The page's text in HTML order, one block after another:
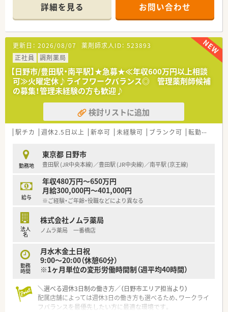
【店舗情報と応需状況について】
■最寄り駅である豊田駅から徒歩4分と非常に近く毎日の通勤が
大変スムーズな好立地です。
■内科や整形外科をはじめ在宅居宅および施設対応を含め1日平
均100枚を応需します。
■処方箋に加え在宅400件を受け持ち常勤5名パート1名事務3名
体制で対応しています。
【募集背景と求める人物像について】
■在宅業務の需要拡大に伴う体制強化を目指して意欲的な薬剤
師を増員募集しています。
■訪問や配達業務に対応するため普通自動車運転免許をお持ち
の方を求めております。
■将来的に薬局長やマネジメント層へ挑戦したい成長意欲の高
【法人特徴について】
■日野市や八王子市を中心とする多摩エリアへ地域密着型で26
店舗を展開しています。
■転居を伴う転勤のリスクがなく住み慣れた土地で腰を据えて
長く勤務することが可能です。
■親切と便利と安心を経営理念に掲げて地域住民の健康維持に
■想定年収は550万円から650万円となっており経験やスキルを
正当に評価します。
【勤務実態について】
■完全週休2日制を採用しており日祝のお休みに加えて週1日を
しっかりと確保できます。
ートも充実できます。
■有給休暇の消化率は約88％と高水準で連休取得など柔軟な働
き方を実践可能です。
詳細を見る お問い合わせ
更新日： 2026/08/07 薬剤師求人ID： 523893
正社員
調剤薬局
【日野市/豊田駅・南平駅】★急募★≪年収600万円以上相談
可≫火曜定休♪ライフワークバランス◎ 管理薬剤師候補
の募集！管理未経験の方も歓迎♪
検討リストに追加
駅チカ 週休2.5日以上 新卒可 未経験可 ブランク可 転勤なし
勤務地
東京都 日野市
豊田駅 (JR中央本線)／豊田駅 (JR中央線)／南平駅 (京王線)
給与
年収480万円～650万円
月給300,000円～401,000円
※ご経験・ご年齢・役職などにより異なる
法人
名
株式会社ノムラ薬局
ノムラ薬局 一番橋店
勤務
時間
月水木金土日祝
9:00～20:00（休憩60分）
※1ヶ月単位の変形労働時間制（週平均40時間）
＼選べる週休3日制の働き方／（日野市エリア担当より）
配属店舗によっては週休3日の働き方も選べるため、ワークライ
フバランスを最優先したい方に最適な環境です。